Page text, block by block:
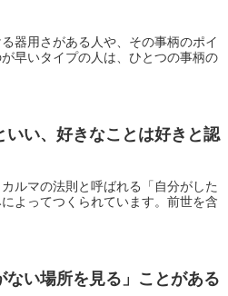
器用さがある人や、その事柄のポイ
早いタイプの人は、ひとつの事柄の
い、好きなことは好きと認
ルマの法則と呼ばれる「自分がした
よってつくられています。前世を含
い場所を見る」ことがある